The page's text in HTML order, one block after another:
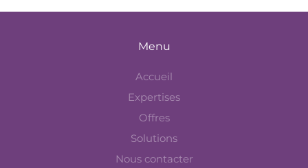
Menu
Accueil
Expertises
Offres
Solutions
Nous contacter